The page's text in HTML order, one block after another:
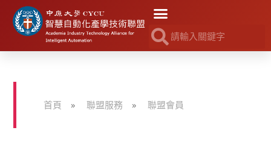
首頁 » 聯盟服務 » 聯盟會員